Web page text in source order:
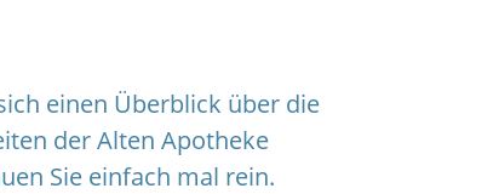
einen Überblick über die
der Alten Apotheke
Sie einfach mal rein.